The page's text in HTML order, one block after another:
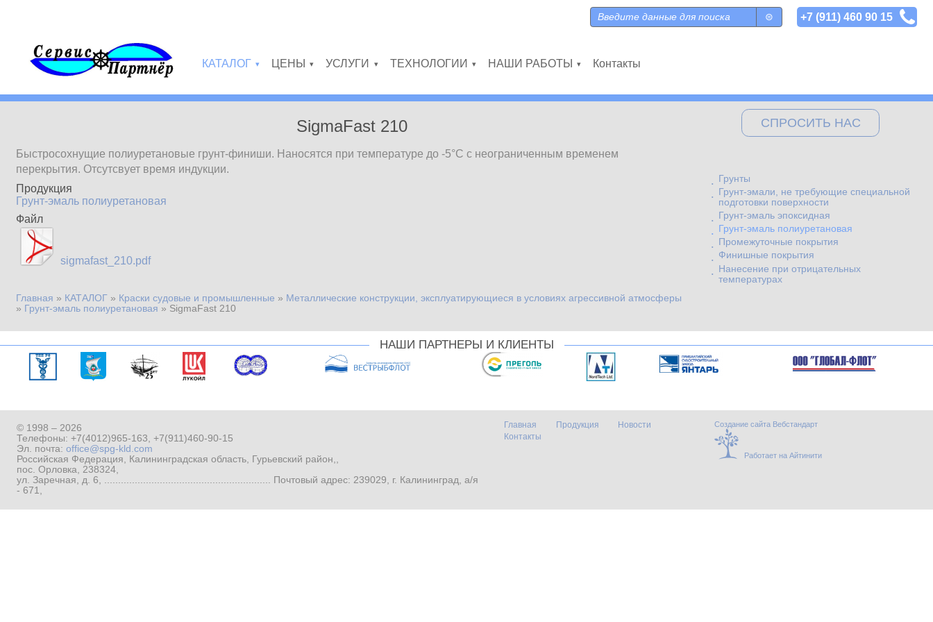
Форма поиска
Поиск +7 (911) 460 90 15
КАТАЛОГ ЦЕНЫ УСЛУГИ ТЕХНОЛОГИИ НАШИ РАБОТЫ Контакты
SigmaFast 210
Быстросохнущие полиуретановые грунт-финиши. Наносятся при температуре до -5°С с неограниченным временем
перекрытия. Отсутсвует время индукции.
Продукция
Грунт-эмаль полиуретановая
Файл
sigmafast_210.pdf
Вы здесь
Главная » КАТАЛОГ » Краски судовые и промышленные » Металлические конструкции, эксплуатирующиеся в условиях агрессивной атмосферы
» Грунт-эмаль полиуретановая » SigmaFast 210
СПРОСИТЬ НАС
Грунты
Грунт-эмали, не требующие специальной
подготовки поверхности
Грунт-эмаль эпоксидная
Грунт-эмаль полиуретановая
Промежуточные покрытия
Финишные покрытия
Нанесение при отрицательных
температурах
НАШИ ПАРТНЕРЫ И КЛИЕНТЫ
© 1998 – 2026
Телефоны: +7(4012)965-163 +7(911)460-90-15
Эл. почта: office@spg-kld.com
Российская Федерация, Калининградская область, Гурьевский район,,
пос. Орловка, 238324,
ул. Заречная, д. 6, ............................................................ Почтовый адрес: 239029, г. Калининград, а/я
- 671,
Главная Продукция
Новости
Контакты
Создание сайта Вебстандарт
Работает на Айтинити